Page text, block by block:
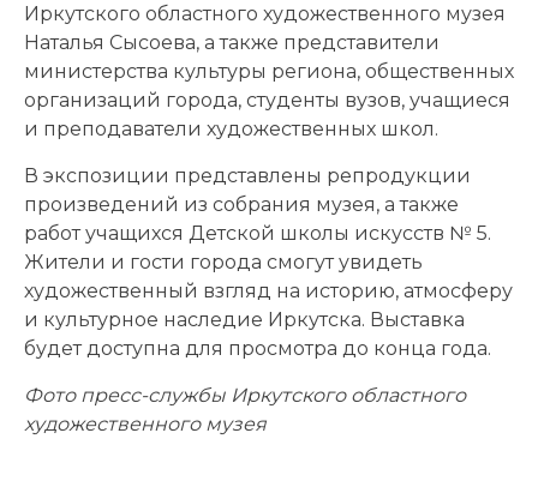
Иркутского областного художественного музея
Наталья Сысоева, а также представители
министерства культуры региона, общественных
организаций города, студенты вузов, учащиеся
и преподаватели художественных школ.
В экспозиции представлены репродукции
произведений из собрания музея, а также
работ учащихся Детской школы искусств № 5.
Жители и гости города смогут увидеть
художественный взгляд на историю, атмосферу
и культурное наследие Иркутска. Выставка
будет доступна для просмотра до конца года.
Фото пресс-службы Иркутского областного
художественного музея